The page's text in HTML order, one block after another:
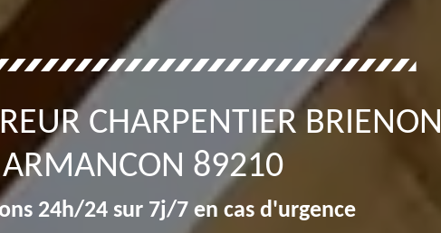
CHARPENTIER BRIENON
ARMANCON 89210
24h/24 sur 7j/7 en cas d'urgence